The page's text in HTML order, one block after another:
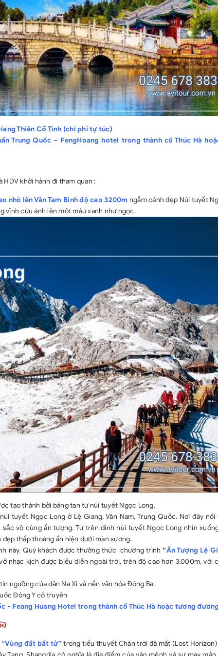
Thiên Cổ Tình (chi phí tự túc)
Trung Quốc – FengHoang hotel trong thành cổ Thúc Hà
HDV khởi hành đi tham quan :
nhỏ lên Vân Tam Bình độ cao 3200m ngắm cảnh đẹp Núi tuyết
vĩnh cửu ánh lên một màu xanh như ngọc.
tạo thành bởi băng tan từ núi tuyết Ngọc Long.
tuyết Ngọc Long ở Lệ Giang, Vân Nam, Trung Quốc. Nơi đây
vô cùng ấn tượng. Từ trên đỉnh núi tuyết Ngọc Long nhìn
thấp thoáng ẩn hiện dưới màn sương.
này. Quý khách được thưởng thức chương trình“Ấn Tượng Lệ
nhạc kịch được biểu diễn ngoài trời, trên độ cao hơn 3.000m, với
ngưỡng của dân Na Xi và nền văn hóa Đông Ba.
Đông Y cổ truyền
- Feang Huang Hotel trong thành cổ Thúc Hà hoặc tương
đất bất tử” trong tiểu thuyết Chân trời đã mất (Lost